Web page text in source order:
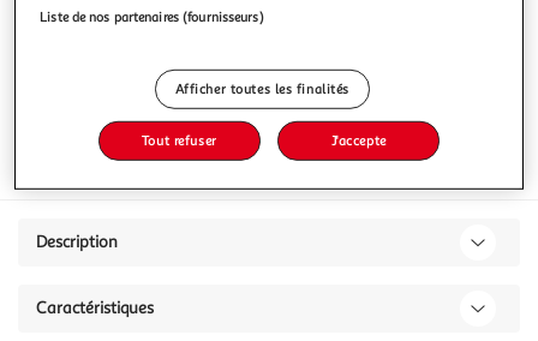
Afficher le prix
Description
Caractéristiques
Liste de nos partenaires (fournisseurs)
Afficher toutes les finalités
Tout refuser J'accepte